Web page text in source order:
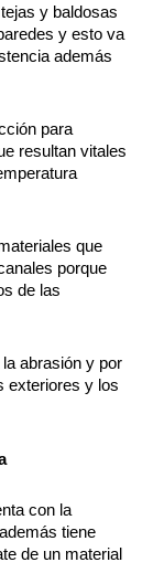
y baldosas
y esto va
además
para
resultan vitales
que
porque
de las
abrasión y por
exteriores y los
con la
tiene
de un material